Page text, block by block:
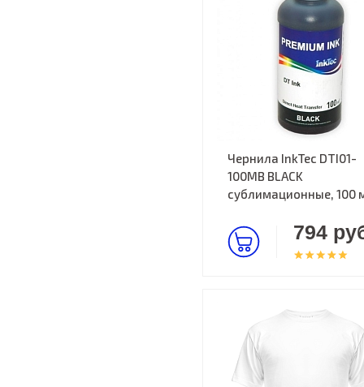
Чернила InkTec DTI01-
100MB BLACK
cублимационные, 100
794